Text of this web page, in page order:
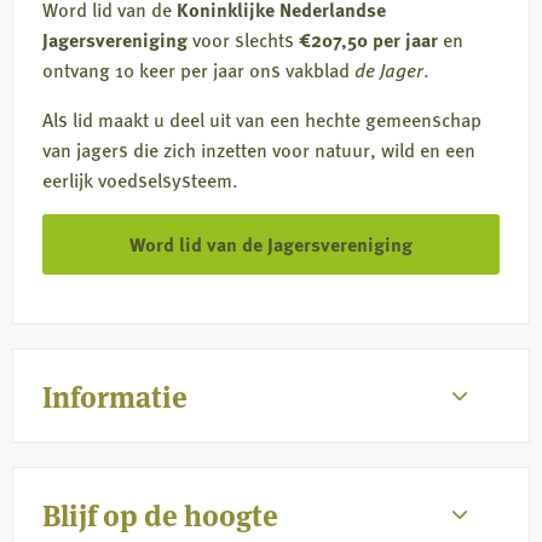
Informatie
Word lid van de Koninklijke Nederlandse
Jagersverenigingvoor slechts €207,50 per jaar en
ontvang 10 keer per jaar ons vakblad de Jager.
Als lid maakt u deel uit van een hechte gemeenschap
van jagers die zich inzetten voor natuur, wild en een
eerlijk voedselsysteem.
Word lid van de Jagersvereniging
Blijf op de hoogte